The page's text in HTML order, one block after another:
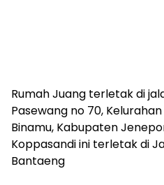
Rumah Juang terletak di
Pasewang no 70,
Binamu, Kabupaten
Koppasandi ini terletak di
Bantaeng